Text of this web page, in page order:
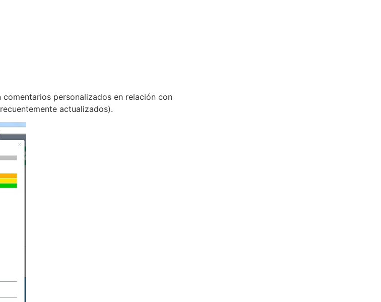
personalizados en relación con
actualizados).